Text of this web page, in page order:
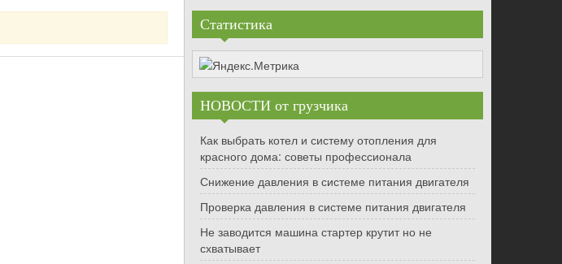
Статистика
НОВОСТИ от грузчика
Как выбрать котел и систему отопления для
красного дома: советы профессионала
Снижение давления в системе питания двигателя
Проверка давления в системе питания двигателя
Не заводится машина стартер крутит но не
схватывает